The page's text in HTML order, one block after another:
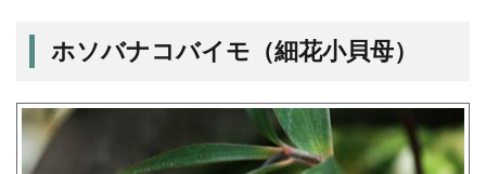
ホソバナコバイモ（細花小貝母）